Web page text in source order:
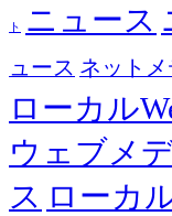
ト ニュース
ュース ネット
ローカル
ウェブメ
ス ローカ